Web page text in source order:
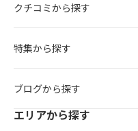
クチコミから探す
特集から探す
ブログから探す
エリアから探す